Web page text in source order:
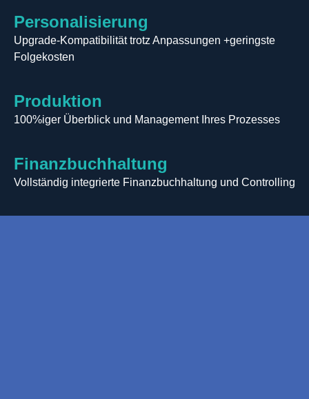
Personalisierung
Upgrade-Kompatibilität trotz Anpassungen +geringste
Folgekosten
Produktion
100%iger Überblick und Management Ihres Prozesses
Finanzbuchhaltung
Vollständig integrierte Finanzbuchhaltung und Controlling